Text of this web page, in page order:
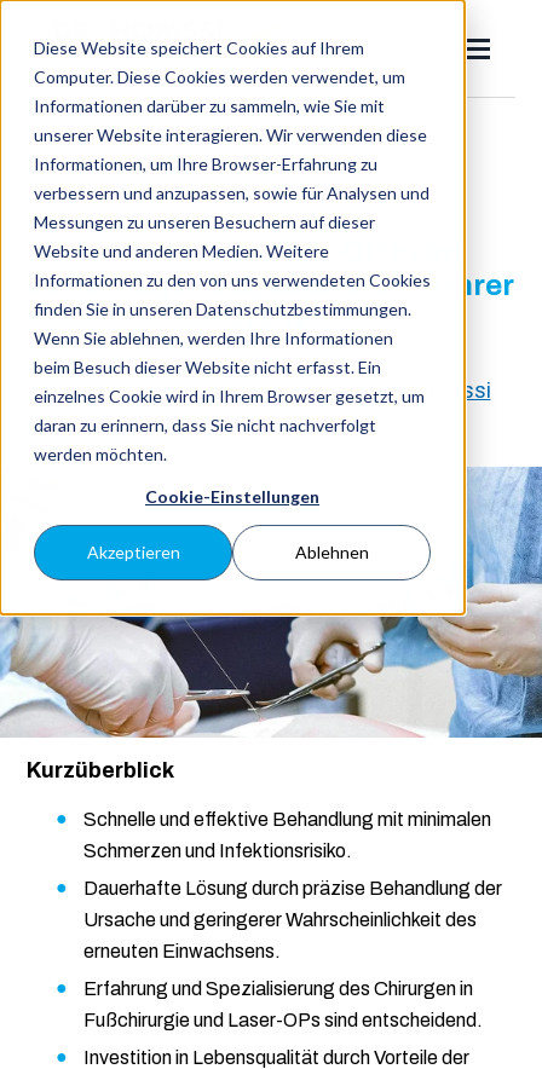
Diese Website speichert Cookies auf Ihrem
Computer. Diese Cookies werden verwendet, um
Informationen darüber zu sammeln, wie Sie mit
unserer Website interagieren. Wir verwenden diese
Informationen, um Ihre Browser-Erfahrung zu
verbessern und anzupassen, sowie für Analysen und
Messungen zu unseren Besuchern auf dieser
Website und anderen Medien. Weitere
Informationen zu den von uns verwendeten Cookies
finden Sie in unseren Datenschutzbestimmungen.
Wenn Sie ablehnen, werden Ihre Informationen
beim Besuch dieser Website nicht erfasst. Ein
einzelnes Cookie wird in Ihrem Browser gesetzt, um
daran zu erinnern, dass Sie nicht nachverfolgt
werden möchten.
Cookie-Einstellungen
Akzeptieren Ablehnen
SKIP
Toggle
Dr. Homssi
Eingewachsener Zehennagel Toggle
for
Eingewachsener
Zehennagel
Nagelpilz
Ratgeber
Suchen
Termin buchen
zurück zum Ratgeber
Laser-OP
Vorteile der Laser-OP beim
Zehennagel & Spezialisten in Ihrer
Nähe
Geschrieben von:Dr. Univ. PD Amro Homssi
Kurzüberblick
Schnelle und effektive Behandlung mit minimalen
Schmerzen und Infektionsrisiko.
Dauerhafte Lösung durch präzise Behandlung der
Ursache und geringerer Wahrscheinlichkeit des
erneuten Einwachsens.
Erfahrung und Spezialisierung des Chirurgen in
Fußchirurgie und Laser-OPs sind entscheidend.
Investition in Lebensqualität durch Vorteile der